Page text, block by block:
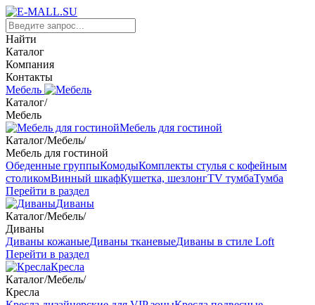
Найти
Каталог
Компания
Контакты
Мебель
Каталог/
Мебель
Мебель для гостиной
Каталог/Мебель/
Мебель для гостиной
Обеденные группыКомодыКомплекты стулья с кофейным
столикомВинный шкафКушетка, шезлонгTV тумбаТумба
Перейти в раздел
Диваны
Каталог/Мебель/
Диваны
Диваны кожаныеДиваны тканевыеДиваны в стиле Loft
Перейти в раздел
Кресла
Каталог/Мебель/
Кресла